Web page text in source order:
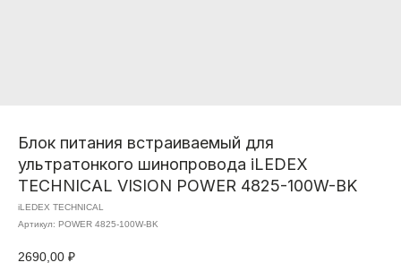
Блок питания встраиваемый для
ультратонкого шинопровода iLEDEX
TECHNICAL VISION POWER 4825-100W-BK
iLEDEX TECHNICAL
Артикул: POWER 4825-100W-BK
2690,00 ₽